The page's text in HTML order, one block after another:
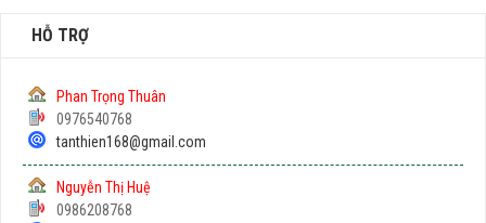
HỖ TRỢ
Phan Trọng Thuân
0976540768
tanthien168@gmail.com
Nguyễn Thị Huệ
0986208768